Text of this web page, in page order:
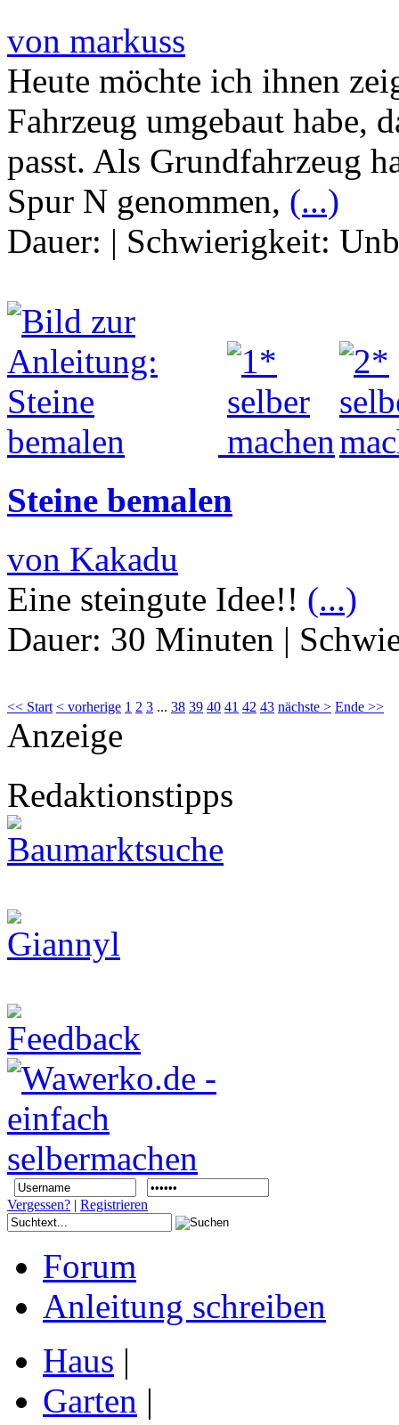
von markuss
Heute möchte ich ihnen
Fahrzeug umgebaut habe,
passt. Als Grundfahrzeug
Spur N genommen, (...)
Dauer: | Schwierigkeit:
Steine bemalen
von Kakadu
Eine steingute Idee!! (...)
Dauer: 30 Minuten |
<< Start < vorherige 1 2 3 ... 38 39 40 41 42 43 nächste > Ende >>
Anzeige
Redaktionstipps
Vergessen? | Registrieren
Forum
Anleitung schreiben
Haus |
Garten |